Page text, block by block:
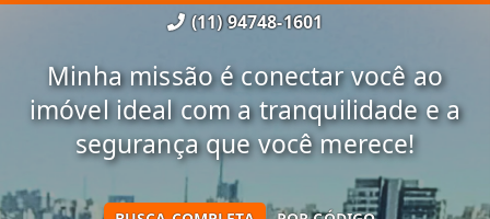
(11) 94748-1601
Minha missão é conectar você ao
imóvel ideal com a tranquilidade e a
segurança que você merece!